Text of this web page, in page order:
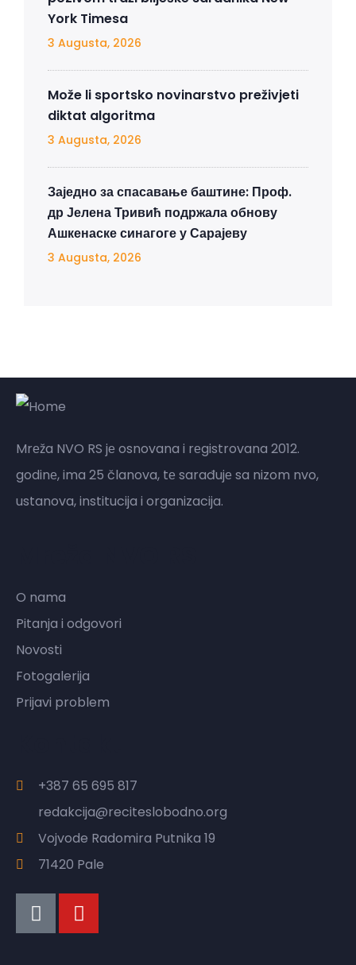
York Timesa
3 Augusta, 2026
Može li sportsko novinarstvo preživjeti
diktat algoritma
3 Augusta, 2026
Заједно за спасавање баштине: Проф.
др Јелена Тривић подржала обнову
Ашкенаске синагоге у Сарајеву
3 Augusta, 2026
Mrеža NVO RS jе osnovana i rеgistrovana 2012.
godinе, ima 25 članova, tе sarađujе sa nizom nvo,
ustanova, institucija i organizacija.
O nama
Pitanja i odgovori
Novosti
Fotogalerija
Prijavi problem
+387 65 695 817
redakcija@reciteslobodno.org
Vojvode Radomira Putnika 19
71420 Pale